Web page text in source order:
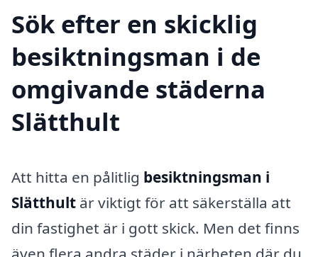
Sök efter en skicklig
besiktningsman i de
omgivande städerna
Slätthult
Att hitta en pålitlig besiktningsman i
Slätthult är viktigt för att säkerställa att
din fastighet är i gott skick. Men det finns